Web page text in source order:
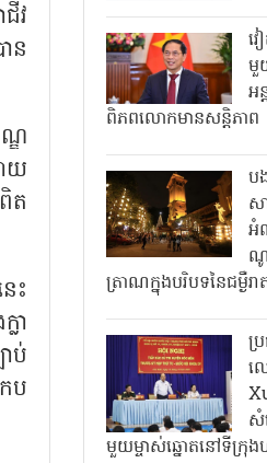
វ
ន
ឌ
យ
ត
ះ
ា
ប់
ប
វ
មួ
អ
ពិភពលោកមានសន្តិភាព
ប
ស
អំ
ណូ
ត្រាណក្នុងបរិបទនៃជម្ងឺរ
ប្
ល
សំ
មួយម្ចាស់ឆ្នោតនៅទីក្រុ